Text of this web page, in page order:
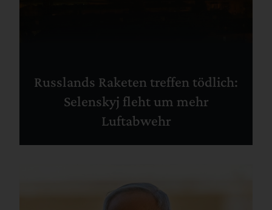
Russlands Raketen treffen tödlich:
Selenskyj fleht um mehr
Luftabwehr